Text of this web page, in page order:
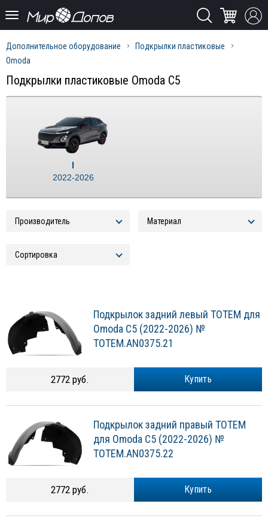
Дополнительное оборудование
Подкрылки пластиковые
Omoda
Подкрылки пластиковые Omoda C5
I
2022-2026
Подкрылок задний левый TOTEM для
Omoda C5 (2022-2026) №
TOTEM.AN0375.21
Купить
2772 руб.
Подкрылок задний правый TOTEM
для Omoda C5 (2022-2026) №
TOTEM.AN0375.22
Купить
2772 руб.